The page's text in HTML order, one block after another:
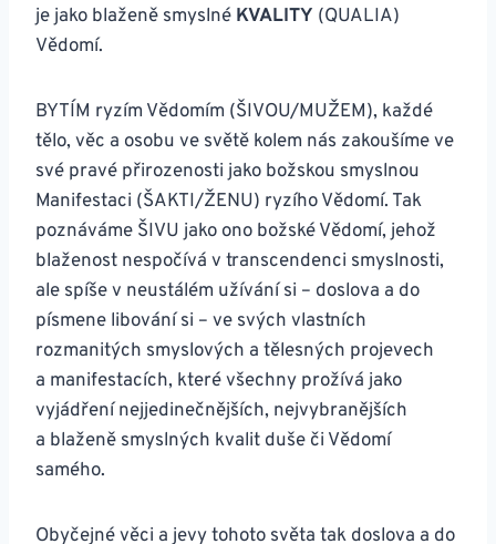
je jako blaženě smyslné KVALITY (QUALIA)
Vědomí.
BYTÍM ryzím Vědomím (ŠIVOU/MUŽEM), každé
tělo, věc a osobu ve světě kolem nás zakoušíme ve
své pravé přirozenosti jako božskou smyslnou
Manifestaci (ŠAKTI/ŽENU) ryzího Vědomí. Tak
poznáváme ŠIVU jako ono božské Vědomí, jehož
blaženost nespočívá v transcendenci smyslnosti,
ale spíše v neustálém užívání si – doslova a do
písmene libování si – ve svých vlastních
rozmanitých smyslových a tělesných projevech
a manifestacích, které všechny prožívá jako
vyjádření nejjedinečnějších, nejvybranějších
a blaženě smyslných kvalit duše či Vědomí
samého.
Obyčejné věci a jevy tohoto světa tak doslova a do